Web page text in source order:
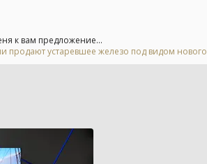
к вам предложение...
продают устаревшее железо под видом нового